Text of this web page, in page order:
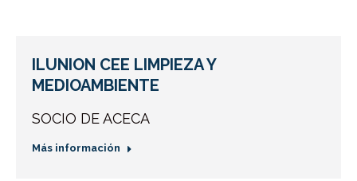
ILUNION CEE LIMPIEZA Y
MEDIOAMBIENTE
SOCIO DE ACECA
Más información